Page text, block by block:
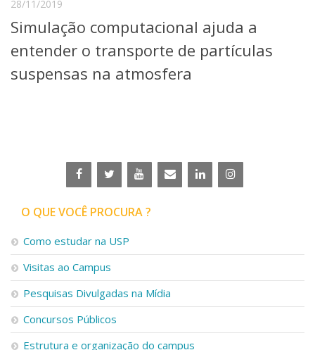
Telefones e Mapas
Pessoas
Graduação
Linhas de Pesquisa
Centros, Núcleos e Projetos em Rede
Iniciação Científica
Empresas Juniores
Extensão à Comunidade
Projetos, Programas e Cursos
Artes, Cultura e Esportes
Museus e Espaços Interativos
Serviços
28/11/2019
Simulação computacional ajuda a
entender o transporte de partículas
suspensas na atmosfera
O QUE VOCÊ PROCURA ?
Como estudar na USP
Visitas ao Campus
Pesquisas Divulgadas na Mídia
Concursos Públicos
Estrutura e organização do campus